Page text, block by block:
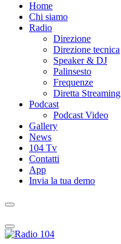
Radio 104
Like It !Home
Chi siamo
Radio
Direzione
Direzione tecnica
Speaker & DJ
Palinsesto
Frequenze
Diretta Streaming
Podcast
Podcast Video
Gallery
News
104 Tv
Contatti
App
Invia la tua demo